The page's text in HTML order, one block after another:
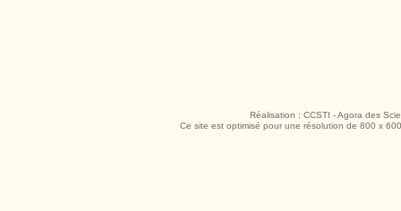
Réalisation : CCSTI - Agora des
Ce site est optimisé pour une résolution de 800 x